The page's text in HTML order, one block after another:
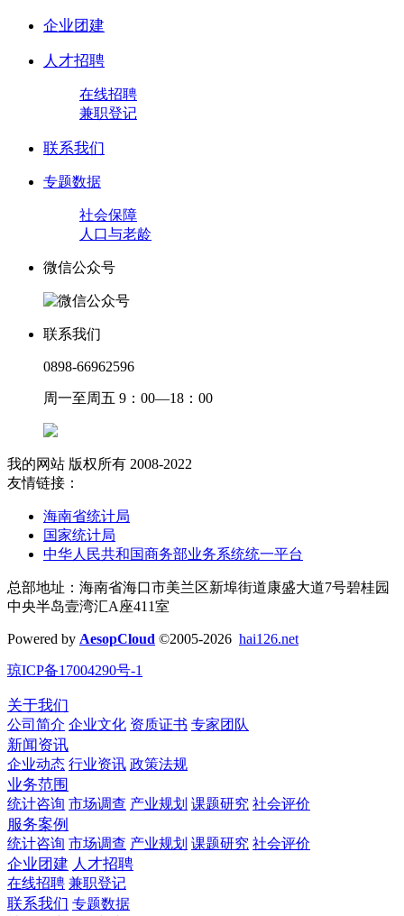
企业团建
人才招聘
在线招聘
兼职登记
联系我们
专题数据
社会保障
人口与老龄
微信公众号
联系我们
0898-66962596
周一至周五 9：00—18：00
我的网站 版权所有 2008-2022
友情链接：
海南省统计局
国家统计局
中华人民共和国商务部业务系统统一平台
总部地址：海南省海口市美兰区新埠街道康盛大道7号碧桂园
中央半岛壹湾汇A座411室
Powered by AesopCloud ©2005-2026 hai126.net
琼ICP备17004290号-1
关于我们
公司简介 企业文化 资质证书 专家团队
新闻资讯
企业动态 行业资讯 政策法规
业务范围
统计咨询 市场调查 产业规划 课题研究 社会评价
服务案例
统计咨询 市场调查 产业规划 课题研究 社会评价
企业团建 人才招聘
在线招聘 兼职登记
联系我们 专题数据